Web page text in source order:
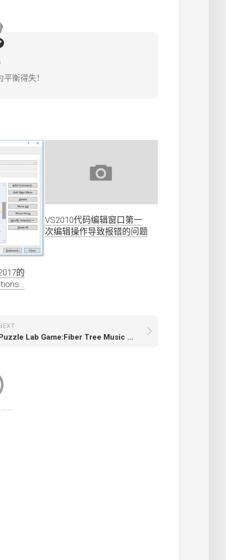
衡得失！
的
VS2010代码编辑窗口第一
次编辑操作导致报错的问题
Puzzle Lab Game:Fiber Tree Music MO3